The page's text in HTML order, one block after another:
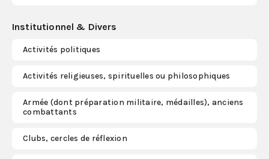
Institutionnel & Divers
Activités politiques
Activités religieuses, spirituelles ou philosophiques
Armée (dont préparation militaire, médailles), anciens
combattants
Clubs, cercles de réflexion